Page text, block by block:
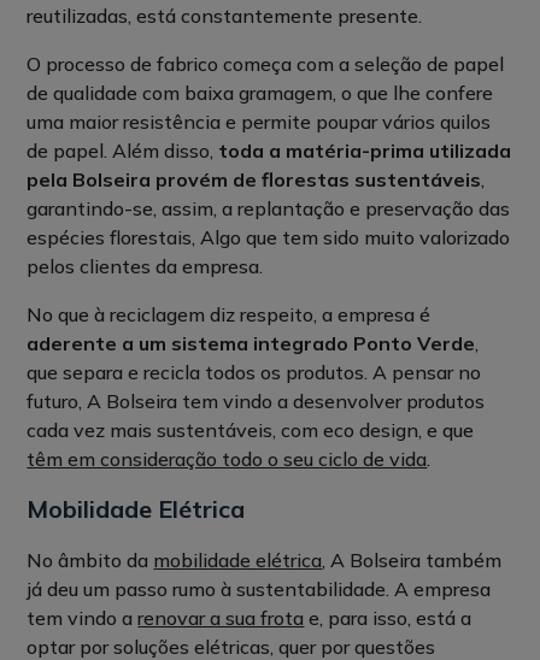
reutilizadas, está constantemente presente.
O processo de fabrico começa com a seleção de papel
de qualidade com baixa gramagem, o que lhe confere
uma maior resistência e permite poupar vários quilos
de papel. Além disso, toda a matéria-prima utilizada
pela Bolseira provém de florestas sustentáveis,
garantindo-se, assim, a replantação e preservação das
espécies florestais, Algo que tem sido muito valorizado
pelos clientes da empresa.
No que à reciclagem diz respeito, a empresa é
aderente a um sistema integrado Ponto Verde,
que separa e recicla todos os produtos. A pensar no
futuro, A Bolseira tem vindo a desenvolver produtos
cada vez mais sustentáveis, com eco design, e que
têm em consideração todo o seu ciclo de vida.
Mobilidade Elétrica
No âmbito da mobilidade elétrica, A Bolseira também
já deu um passo rumo à sustentabilidade. A empresa
tem vindo arenovar a sua frota e, para isso, está a
optar por soluções elétricas, quer por questões